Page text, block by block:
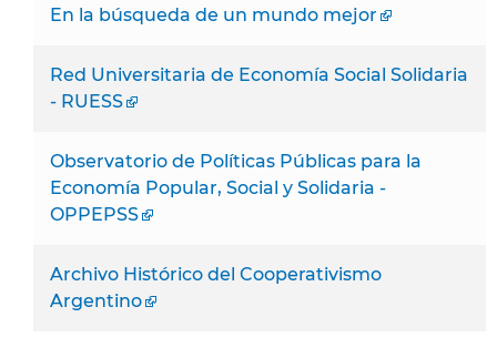
En la búsqueda de un mundo mejor
Red Universitaria de Economía Social Solidaria
- RUESS
Observatorio de Políticas Públicas para la
Economía Popular, Social y Solidaria -
OPPEPSS
Archivo Histórico del Cooperativismo
Argentino